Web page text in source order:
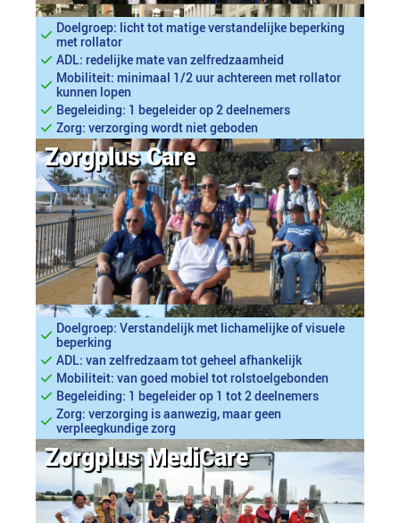
Doelgroep: licht tot matige verstandelijke beperking
met rollator
ADL: redelijke mate van zelfredzaamheid
Mobiliteit: minimaal 1/2 uur achtereen met rollator
kunnen lopen
Begeleiding: 1 begeleider op 2 deelnemers
Zorg: verzorging wordt niet geboden
Zorgplus Care
Doelgroep: Verstandelijk met lichamelijke of visuele
beperking
ADL: van zelfredzaam tot geheel afhankelijk
Mobiliteit: van goed mobiel tot rolstoelgebonden
Begeleiding: 1 begeleider op 1 tot 2 deelnemers
Zorg: verzorging is aanwezig, maar geen
verpleegkundige zorg
Zorgplus MediCare